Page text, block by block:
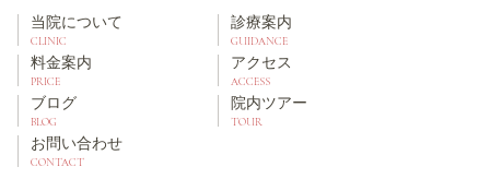
当院について
CLINIC
診療案内
GUIDANCE
料金案内
PRICE
アクセス
ACCESS
ブログ
BLOG
院内ツアー
TOUR
お問い合わせ
CONTACT